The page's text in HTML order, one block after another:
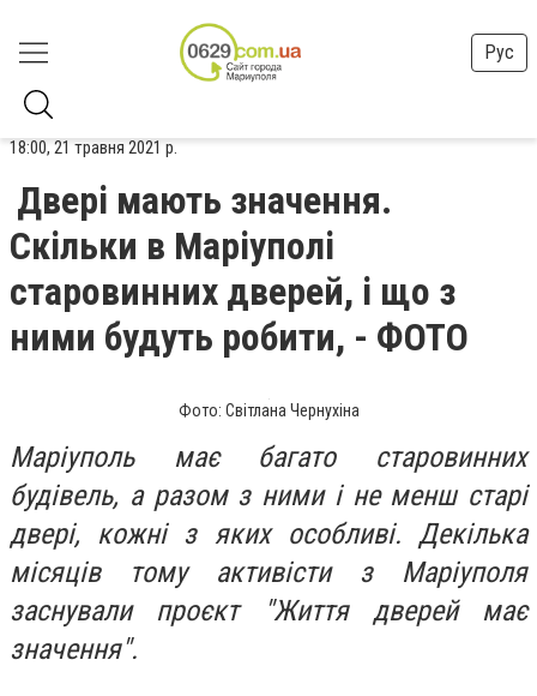
Рус
18:00, 21 травня 2021 р.
Двері мають значення.
Скільки в Маріуполі
старовинних дверей, і що з
ними будуть робити, - ФОТО
Фото: Світлана Чернухіна
Маріуполь має багато старовинних
будівель, а разом з ними і не менш старі
двері, кожні з яких особливі. Декілька
місяців тому активісти з Маріуполя
заснували проєкт "Життя дверей має
значення".